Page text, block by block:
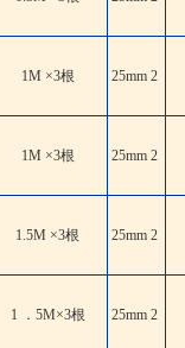
1M ×3根 25mm 2
1M ×3根 25mm 2
1.5M ×3根 25mm 2
1 ．5M×3根 25mm 2